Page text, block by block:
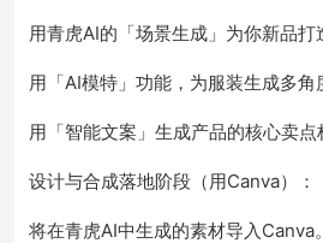
用青虎AI的「场景生成」为你新品打
用「AI模特」功能，为服装生成多角
用「智能文案」生成产品的核心卖点
设计与合成落地阶段（用Canva）：
将在青虎AI中生成的素材导入Canva。